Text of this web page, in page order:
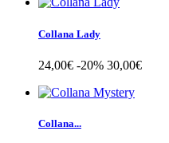
Collana Lady
24,00€ -20% 30,00€
Collana...